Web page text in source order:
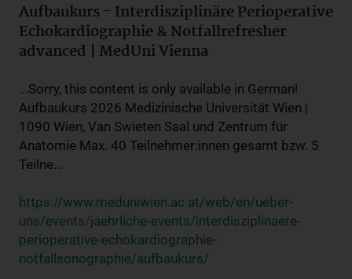
Aufbaukurs - Interdisziplinäre Perioperative
Echokardiographie & Notfallrefresher
advanced | MedUni Vienna
...Sorry, this content is only available in German!
Aufbaukurs 2026 Medizinische Universität Wien |
1090 Wien, Van Swieten Saal und Zentrum für
Anatomie Max. 40 Teilnehmer:innen gesamt bzw. 5
Teilne...
https://www.meduniwien.ac.at/web/en/ueber-
uns/events/jaehrliche-events/interdisziplinaere-
perioperative-echokardiographie-
notfallsonographie/aufbaukurs/